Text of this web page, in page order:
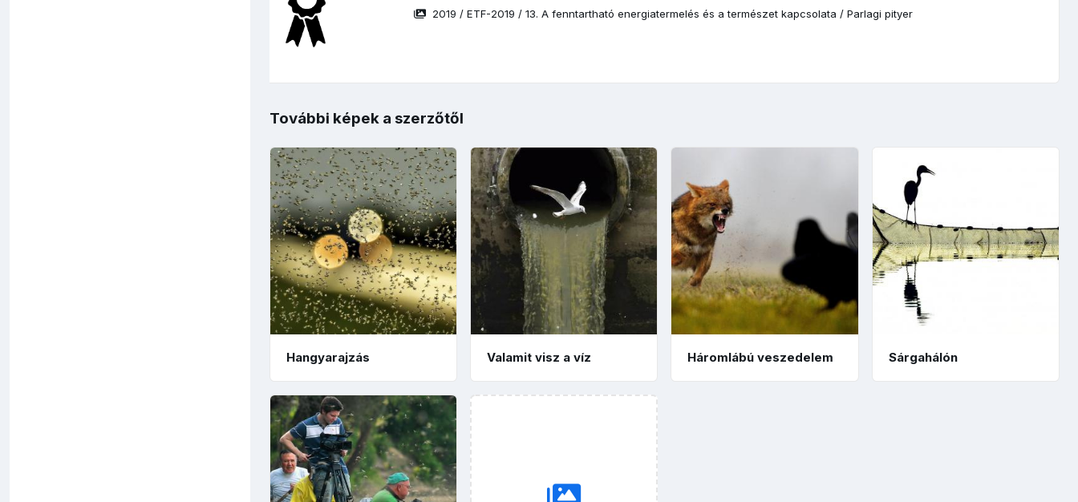
2019 / ETF-2019 / 13. A fenntartható energiatermelés és a természet kapcsolata / Parlagi pityer
További képek a szerzőtől
Hangyarajzás Valamit visz a víz Háromlábú veszedelem Sárgahálón